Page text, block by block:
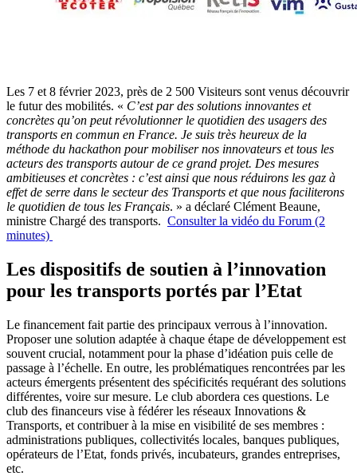
Les 7 et 8 février 2023, près de 2 500 Visiteurs sont venus découvrir
le futur des mobilités. « C’est par des solutions innovantes et
concrètes qu’on peut révolutionner le quotidien des usagers des
transports en commun en France. Je suis très heureux de la
méthode du hackathon pour mobiliser nos innovateurs et tous les
acteurs des transports autour de ce grand projet. Des mesures
ambitieuses et concrètes : c’est ainsi que nous réduirons les gaz à
effet de serre dans le secteur des Transports et que nous faciliterons
le quotidien de tous les Français. » a déclaré Clément Beaune,
ministre Chargé des transports. Consulter la vidéo du Forum (2
minutes)
Les dispositifs de soutien à l’innovation
pour les transports portés par l’Etat
Le financement fait partie des principaux verrous à l’innovation.
Proposer une solution adaptée à chaque étape de développement est
souvent crucial, notamment pour la phase d’idéation puis celle de
passage à l’échelle. En outre, les problématiques rencontrées par les
acteurs émergents présentent des spécificités requérant des solutions
différentes, voire sur mesure. Le club abordera ces questions. Le
club des financeurs vise à fédérer les réseaux Innovations &
Transports, et contribuer à la mise en visibilité de ses membres :
administrations publiques, collectivités locales, banques publiques,
opérateurs de l’Etat, fonds privés, incubateurs, grandes entreprises,
etc.